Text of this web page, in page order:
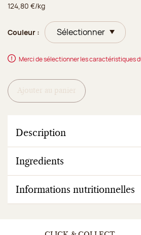
124,80 €/kg
Couleur :
Merci de sélectionner les caractéristiques
Ajouter au panier
Description
Ingredients
Informations nutritionnelles